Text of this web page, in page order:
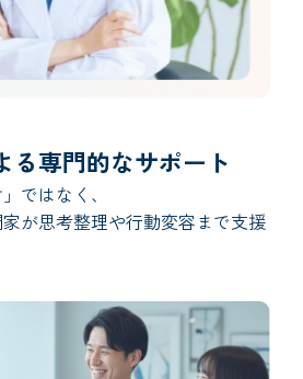
る専門的なサポート
ではなく、
が思考整理や行動変容まで支援